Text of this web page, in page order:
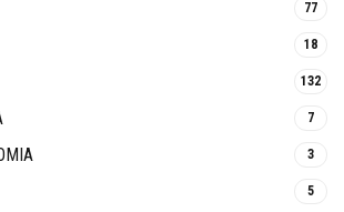
77
18
132
7
3
5